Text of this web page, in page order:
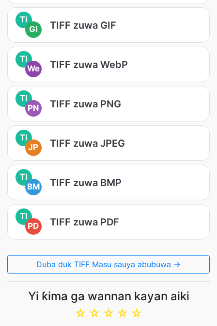
TI
GI
TIFF zuwa GIF
TI
We
TIFF zuwa WebP
TI
PN
TIFF zuwa PNG
TI
JP
TIFF zuwa JPEG
TI
BM
TIFF zuwa BMP
TI
PD
TIFF zuwa PDF
Duba duk TIFF Masu sauya abubuwa →
Yi ƙima ga wannan kayan aiki
☆
☆
☆
☆
☆